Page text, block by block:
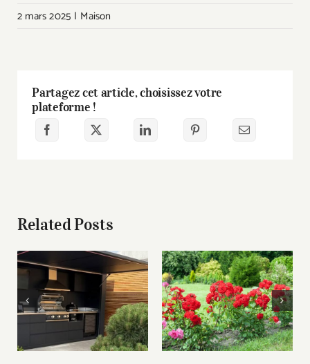
2 mars 2025 | Maison
Partagez cet article, choisissez votre
plateforme !
Related Posts
Installer un
barbecue fixe dans
une cuisine
extérieure : bonne
ou mauvaise idée ?
Rosiers buissons,
grimpants ou tiges
: comment faire le
bon choix ?